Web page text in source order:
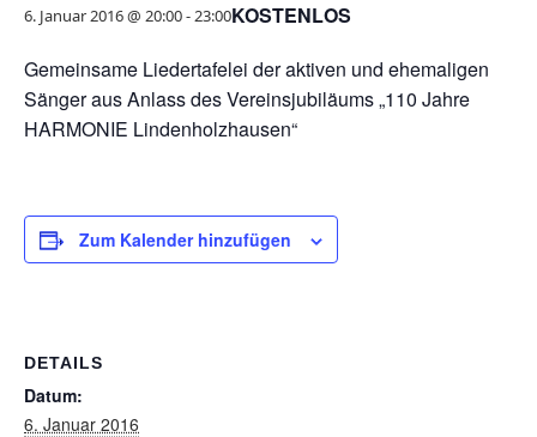
6. Januar 2016 @ 20:00-23:00KOSTENLOS
Gemeinsame Liedertafelei der aktiven und ehemaligen
Sänger aus Anlass des Vereinsjubiläums „110 Jahre
HARMONIE Lindenholzhausen“
Zum Kalender hinzufügen
DETAILS
Datum:
6. Januar 2016